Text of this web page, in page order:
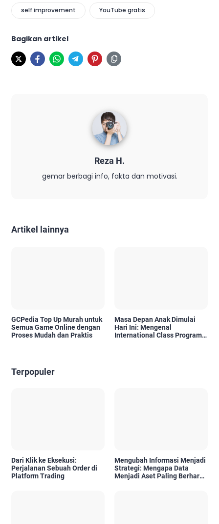
self improvement YouTube gratis
Bagikan artikel
Reza H.
gemar berbagi info, fakta dan motivasi.
Artikel lainnya
GCPedia Top Up Murah untuk
Semua Game Online dengan
Proses Mudah dan Praktis
Masa Depan Anak Dimulai
Hari Ini: Mengenal
International Class Program
Terpopuler
Dari Klik ke Eksekusi:
Perjalanan Sebuah Order di
Platform Trading
Mengubah Informasi Menjadi
Strategi: Mengapa Data
Menjadi Aset Paling Berharga